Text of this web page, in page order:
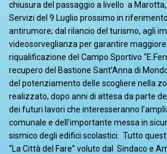
chiusura del passaggio a livello a
Servizi del 9 Luglio prossimo in
antirumore; dal rilancio del turismo, agli
videosorveglianza per garantire
riqualificazione del Campo Sportivo
recupero del Bastione Sant’Anna di
del potenziamento delle scogliere nella
realizzato, dopo anni di attesa da parte
dei futuri lavori che interesseranno
comunale e dell’importante messa in
sismico degli edifici scolastici. Tutto
“La Città del Fare” voluto dal Sindaco e